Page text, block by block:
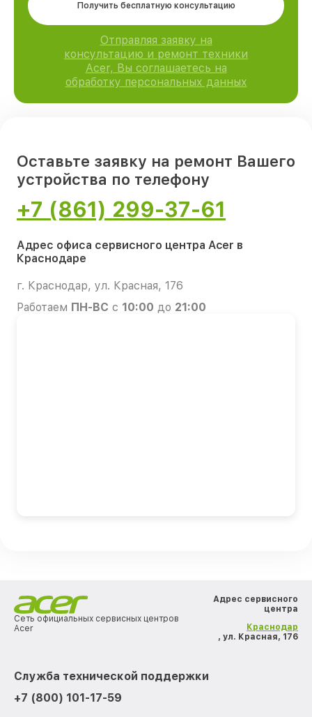
Получить бесплатную консультацию
Отправляя заявку на
консультацию и ремонт техники
Acer, Вы соглашаетесь на
обработку персональных данных
Оставьте заявку на ремонт Вашего
устройства по телефону
+7 (861) 299-37-61
Адрес офиса сервисного центра Acer в
Краснодаре
г. Краснодар, ул. Красная, 176
Работаем ПН-ВС с 10:00 до 21:00
Сеть официальных сервисных центров
Acer
Адрес сервисного
центра
Краснодар
, ул. Красная, 176
Служба технической поддержки
+7 (800) 101-17-59